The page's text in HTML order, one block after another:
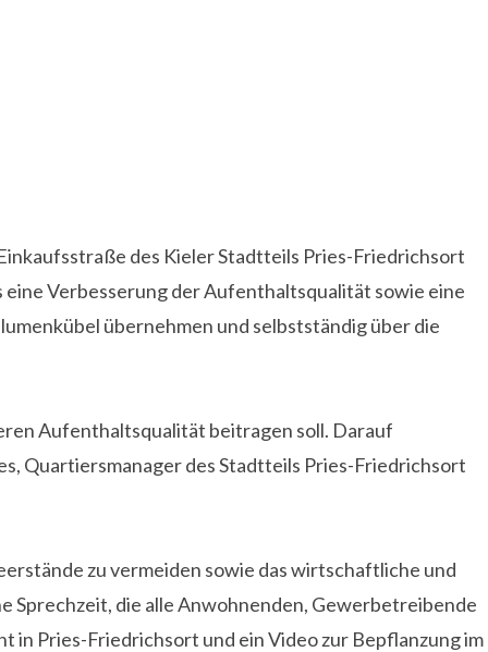
des Kieler Stadtteils Pries-Friedrichsort
Verbesserung der Aufenthaltsqualität sowie eine
übernehmen und selbstständig über die
Aufenthaltsqualität beitragen soll. Darauf
Quartiersmanager des Stadtteils Pries-Friedrichsort
zu vermeiden sowie das wirtschaftliche und
Sprechzeit, die alle Anwohnenden, Gewerbetreibende
in Pries-Friedrichsort und ein Video zur Bepflanzung im